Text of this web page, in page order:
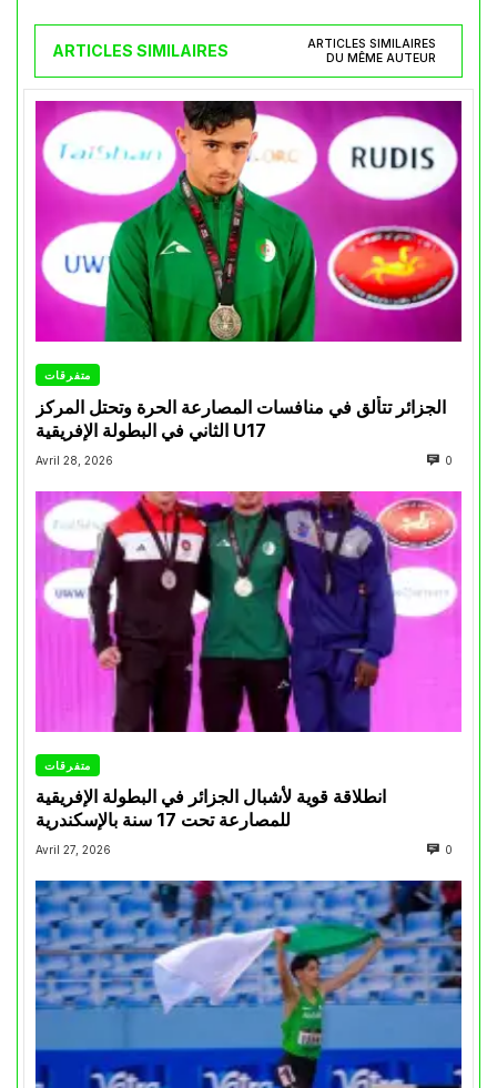
ARTICLES SIMILAIRES
ARTICLES SIMILAIRES
DU MÊME AUTEUR
متفرقات
الجزائر تتألق في منافسات المصارعة الحرة وتحتل المركز
الثاني في البطولة الإفريقية U17
Avril 28, 2026 0
متفرقات
انطلاقة قوية لأشبال الجزائر في البطولة الإفريقية
للمصارعة تحت 17 سنة بالإسكندرية
Avril 27, 2026 0